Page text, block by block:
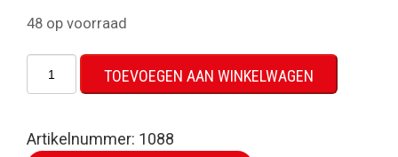
48 op voorraad
Acutis
aantal
TOEVOEGEN AAN WINKELWAGEN
Artikelnummer: 1088